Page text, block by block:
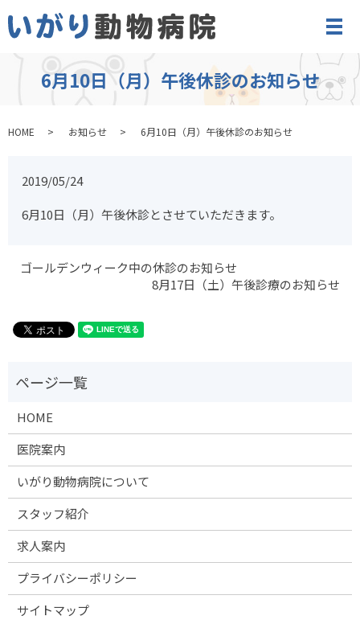
メ
6月10日（月）午後休診のお知らせ
HOME お知らせ 6月10日（月）午後休診のお知らせ
2019/05/24
6月10日（月）午後休診とさせていただきます。
ゴールデンウィーク中の休診のお知らせ
8月17日（土）午後診療のお知らせ
HOME
医院案内
いがり動物病院について
スタッフ紹介
求人案内
プライバシーポリシー
サイトマップ